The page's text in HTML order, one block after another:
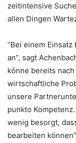
zeitintensive
allen Dingen
“Bei einem
an”, sagt
könne bereits
wirtschaftliche
unsere
punkto
wenig besorgt,
bearbeiten